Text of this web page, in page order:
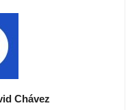
Chávez